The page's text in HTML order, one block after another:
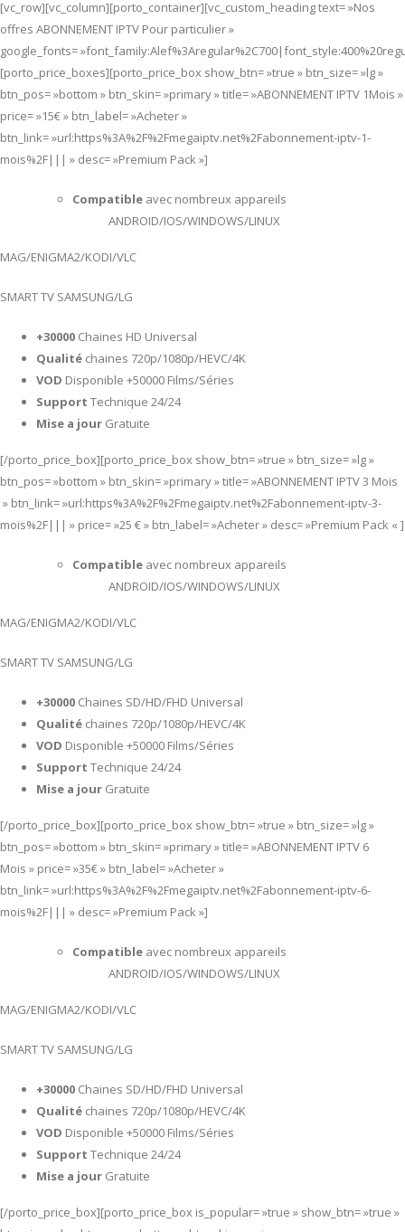
[vc_row][vc_column][porto_container][vc_custom_heading text= »Nos
offres ABONNEMENT IPTV Pour particulier »
google_fonts=
[porto_price_boxes][porto_price_box show_btn= »true » btn_size= »lg »
btn_pos= »bottom » btn_skin= »primary » title= »ABONNEMENT IPTV 1Mois »
price= »15€ » btn_label= »Acheter »
btn_link= »url:https%3A%2F%2Fmegaiptv.net%2Fabonnement-iptv-1-
mois%2F||| » desc= »Premium Pack »]
Compatible avec nombreux appareils
ANDROID/IOS/WINDOWS/LINUX
MAG/ENIGMA2/KODI/VLC
SMART TV SAMSUNG/LG
+30000 Chaines HD Universal
Qualité chaines 720p/1080p/HEVC/4K
VOD Disponible +50000 Films/Séries
Support Technique 24/24
Mise a jour Gratuite
[/porto_price_box][porto_price_box show_btn= »true » btn_size= »lg »
btn_pos= »bottom » btn_skin= »primary » title= »ABONNEMENT IPTV 3 Mois
» btn_link= »url:https%3A%2F%2Fmegaiptv.net%2Fabonnement-iptv-3-
mois%2F||| » price= »25 € » btn_label= »Acheter » desc= »Premium Pack « ]
Compatible avec nombreux appareils
ANDROID/IOS/WINDOWS/LINUX
MAG/ENIGMA2/KODI/VLC
SMART TV SAMSUNG/LG
+30000 Chaines SD/HD/FHD Universal
Qualité chaines 720p/1080p/HEVC/4K
VOD Disponible +50000 Films/Séries
Support Technique 24/24
Mise a jour Gratuite
[/porto_price_box][porto_price_box show_btn= »true » btn_size= »lg »
btn_pos= »bottom » btn_skin= »primary » title= »ABONNEMENT IPTV 6
Mois » price= »35€ » btn_label= »Acheter »
btn_link= »url:https%3A%2F%2Fmegaiptv.net%2Fabonnement-iptv-6-
mois%2F||| » desc= »Premium Pack »]
Compatible avec nombreux appareils
ANDROID/IOS/WINDOWS/LINUX
MAG/ENIGMA2/KODI/VLC
SMART TV SAMSUNG/LG
+30000 Chaines SD/HD/FHD Universal
Qualité chaines 720p/1080p/HEVC/4K
VOD Disponible +50000 Films/Séries
Support Technique 24/24
Mise a jour Gratuite
[/porto_price_box][porto_price_box is_popular= »true » show_btn= »true »